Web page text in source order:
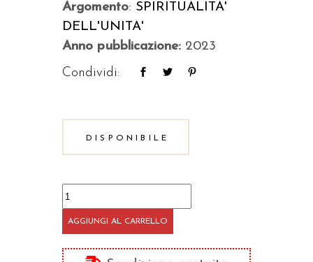
Argomento: SPIRITUALITA'
DELL'UNITA'
Anno pubblicazione: 2023
Condividi:
DISPONIBILE
La
casetta
quantità
AGGIUNGI AL CARRELLO